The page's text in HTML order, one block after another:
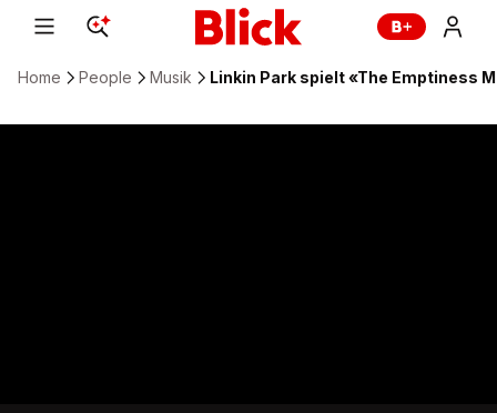
Home People Musik Linkin Park spielt «The Emptiness